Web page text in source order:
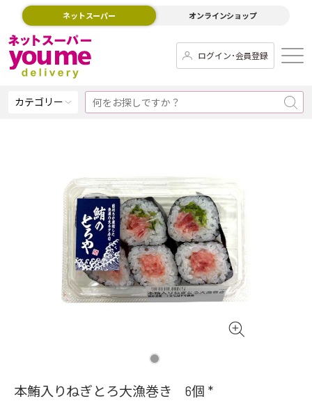
ネットスーパー オンラインショップ
ログイン･会員登録
カテゴリー
本鮪入りねぎとろ大漁巻き 6個 *